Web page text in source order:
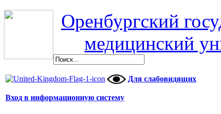
Оренбургский
медицинский
Для слабовидящих
Вход в информационную систему
дата
защиты